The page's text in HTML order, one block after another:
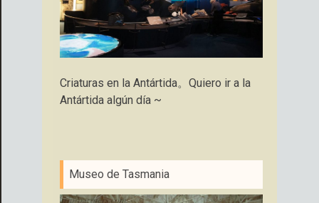
Criaturas en la Antártida。Quiero ir a la
Antártida algún día ~
Museo de Tasmania